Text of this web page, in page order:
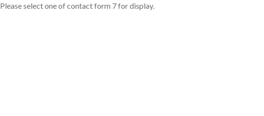
Please select one of contact form 7 for display.